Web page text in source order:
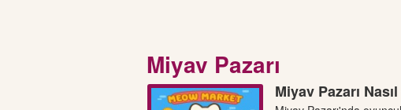
Miyav Pazarı
Miyav Pazarı